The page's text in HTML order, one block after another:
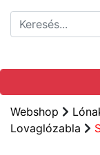
Webshop
Lovaglózabla